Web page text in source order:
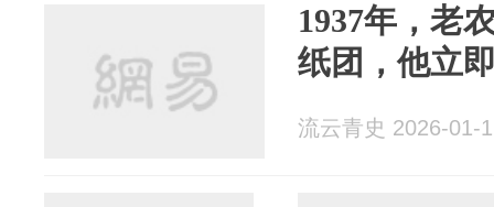
1937年，老
纸团，他立
流云青史 2026-01-